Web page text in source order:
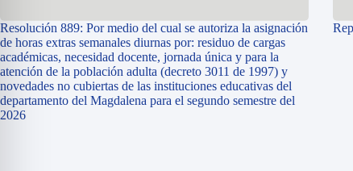
Resolución 889: Por medio del cual se autoriza la asignación
de horas extras semanales diurnas por: residuo de cargas
académicas, necesidad docente, jornada única y para la
atención de la población adulta (decreto 3011 de 1997) y
novedades no cubiertas de las instituciones educativas del
departamento del Magdalena para el segundo semestre del
2026